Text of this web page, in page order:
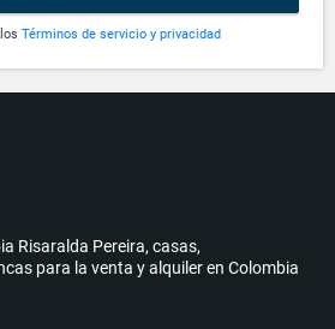
Términos de servicio y privacidad
Risaralda Pereira, casas,
para la venta y alquiler en Colombia